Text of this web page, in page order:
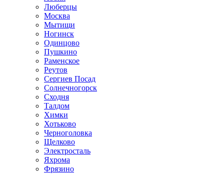
Люберцы
Москва
Мытищи
Ногинск
Одинцово
Пушкино
Раменское
Реутов
Сергиев Посад
Солнечногорск
Сходня
Талдом
Химки
Хотьково
Черноголовка
Щелково
Электросталь
Яхрома
Фрязино